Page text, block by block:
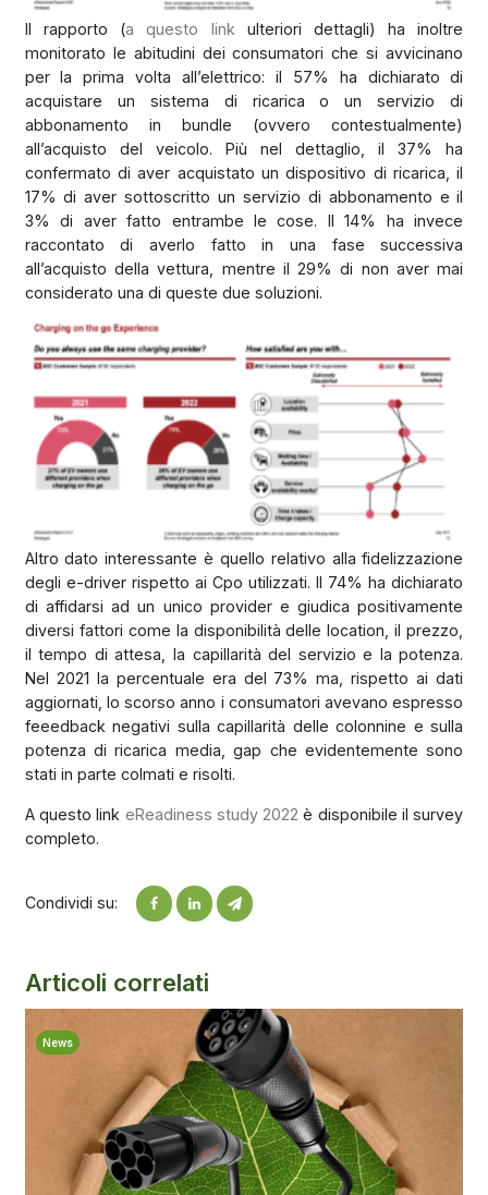
Il rapporto (a questo link ulteriori dettagli) ha inoltre
monitorato le abitudini dei consumatori che si avvicinano
per la prima volta all’elettrico: il 57% ha dichiarato di
acquistare un sistema di ricarica o un servizio di
abbonamento in bundle (ovvero contestualmente)
all’acquisto del veicolo. Più nel dettaglio, il 37% ha
confermato di aver acquistato un dispositivo di ricarica, il
17% di aver sottoscritto un servizio di abbonamento e il
3% di aver fatto entrambe le cose. Il 14% ha invece
raccontato di averlo fatto in una fase successiva
all’acquisto della vettura, mentre il 29% di non aver mai
considerato una di queste due soluzioni.
Altro dato interessante è quello relativo alla fidelizzazione
degli e-driver rispetto ai Cpo utilizzati. Il 74% ha dichiarato
di affidarsi ad un unico provider e giudica positivamente
diversi fattori come la disponibilità delle location, il prezzo,
il tempo di attesa, la capillarità del servizio e la potenza.
Nel 2021 la percentuale era del 73% ma, rispetto ai dati
aggiornati, lo scorso anno i consumatori avevano espresso
feeedback negativi sulla capillarità delle colonnine e sulla
potenza di ricarica media, gap che evidentemente sono
stati in parte colmati e risolti.
A questo link eReadiness study 2022 è disponibile il survey
completo.
Condividi su:
Articoli correlati
News